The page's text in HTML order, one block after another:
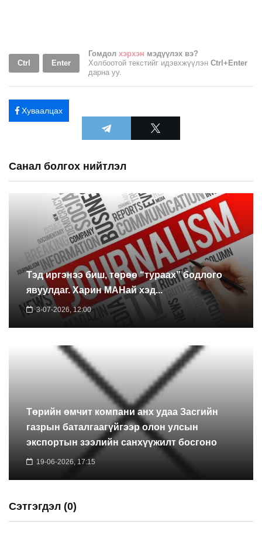
Ctrl Enter
Гомдол хэрхэн мэдүүлэх вэ?
Холбоотой текстийг идэвхжүүлэн Ctrl+Enter
дарна уу.
Хуваалцах
Санал болгох нийтлэл
Тэд иргэнээ биш, төрөө “тураах” бодлого
явуулдаг. Харин МАНай хэд...
3-07-2026, 12:00
Төрийн өмчит компани анх удаа Засгийн
газрын баталгаагүйгээр олон улсын
экспортын зээлийн санхүүжилт босгоно
19-06-2026, 17:15
Сэтгэгдэл (0)